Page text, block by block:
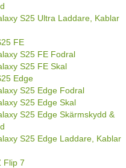
S25 Ultra Laddare, Kablar
FE
S25 FE Fodral
S25 FE Skal
Edge
S25 Edge Fodral
S25 Edge Skal
S25 Edge Skärmskydd &
S25 Edge Laddare, Kablar
Flip 7